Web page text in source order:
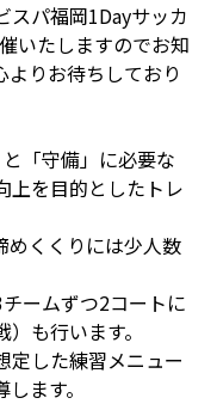
スパ福岡1Dayサッカ
いたしますのでお知
よりお待ちしており
「守備」に必要な
上を目的としたトレ
めくくりには少人数
ームずつ2コートに
も行います。
定した練習メニュー
ます。